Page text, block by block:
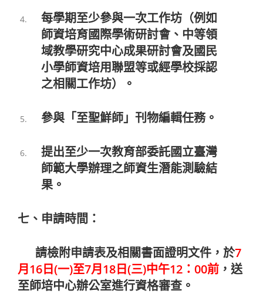
每學期至少參與一次工作坊（例如
師資培育國際學術研討會、中等領
域教學研究中心成果研討會及國民
小學師資培用聯盟等或經學校採認
之相關工作坊）。
參與「至聖鮮師」刊物編輯任務。
提出至少一次教育部委託國立臺灣
師範大學辦理之師資生潛能測驗結
果。
七、申請時間：
請檢附申請表及相關書面證明文件，於7
月16日(一)至7月18日(三)中午12：00前 ， 送
至師培中心辦公室進行資格審查。